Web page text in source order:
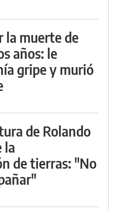
la muerte de
años: le
gripe y murió
de Rolando
la
de tierras: "No